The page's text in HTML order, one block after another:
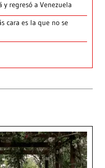
regresó a Venezuela
cara es la que no se